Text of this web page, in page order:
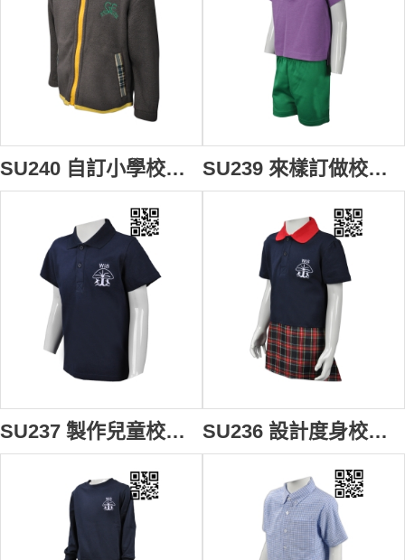
SU240 自訂小學校服款式 製作風䄛外套校服款式 香港幼稚園 搖粒絨外套校服 Greenfield 綠茵 設計冬裝外套校服款式 校服中心 SU239 來樣訂做校服款式 自製繡花LOGO校服款式 香港幼稚園 夏季校服 Greenfield 綠茵 製作校服款式 校服製造商
SU237 製作兒童校服款式 自訂繡花LOGO校服款式 日本幼兒園 設計男裝校服款式 校服中心 SU236 設計度身校服款式 製造幼兒園校服款式 日本幼兒園 自訂連身裙校服款式 校服專營